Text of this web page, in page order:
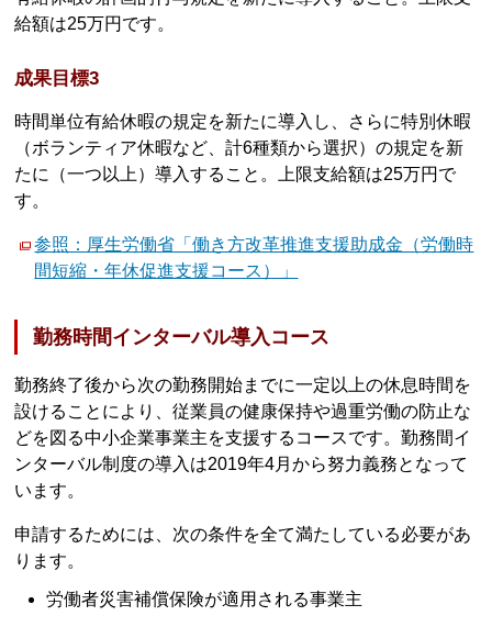
給額は25万円です。
成果目標3
時間単位有給休暇の規定を新たに導入し、さらに特別休暇
（ボランティア休暇など、計6種類から選択）の規定を新
たに（一つ以上）導入すること。上限支給額は25万円で
す。
参照：厚生労働省「働き方改革推進支援助成金（労働時
間短縮・年休促進支援コース）」
勤務時間インターバル導入コース
勤務終了後から次の勤務開始までに一定以上の休息時間を
設けることにより、従業員の健康保持や過重労働の防止な
どを図る中小企業事業主を支援するコースです。勤務間イ
ンターバル制度の導入は2019年4月から努力義務となって
います。
申請するためには、次の条件を全て満たしている必要があ
ります。
労働者災害補償保険が適用される事業主